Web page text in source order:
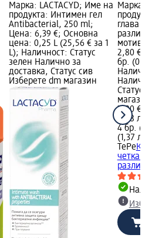
Марка: LACTACYD; Име на
продукта: Интимен гел
Antibacterial, 250 ml;
Цена: 6,39 €; Основна
цена: 0,25 L (25,56 € за 1
L); Наличност: Статус
зелен Налично за
доставка, Статус сив
Изберете dm магазин
Марка:
глава
2,80 €;
бр.
Статус
магазин
2,80 €
5,48 лв.
4 бр.
(1,37
TePe
четка